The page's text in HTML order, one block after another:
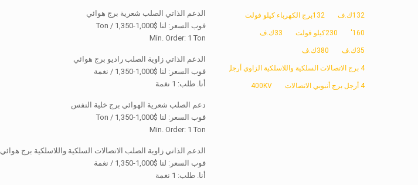
الدعم الذاتي الصلب شعرية برج هوائي
فوب السعر: لنا $1,000-1,350 / Ton
Min. Order: 1 Ton
الدعم الذاتي زاوية الصلب راديو برج هوائي
فوب السعر: لنا $1,000-1,350 / نغمة
أنا. طلب: 1 نغمة
دعم الصلب شعرية الهوائي برج خلية النفس
فوب السعر: لنا $1,000-1,350 / Ton
Min. Order: 1 Ton
الدعم الذاتي زاوية الصلب الاتصالات السلكية واللاسلكية برج هوائي
فوب السعر: لنا $1,000-1,350 / نغمة
أنا. طلب: 1 نغمة
132ك.ف 132برج الكهرباء كيلو فولت
160' 230كيلو فولت 33ك.ف
35ك.ف 380ك.ف
4 برج الاتصالات السلكية واللاسلكية الزاوي أرجل
4 أرجل برج أنبوبي الاتصالات 400KV